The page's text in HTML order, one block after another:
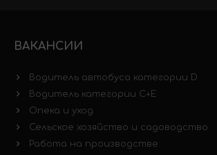
ВАКАНСИИ
Водитель автобуса категории D
Водитель категории C+E
Опека и уход
Сельское хозяйство и садоводство
Работа на производстве